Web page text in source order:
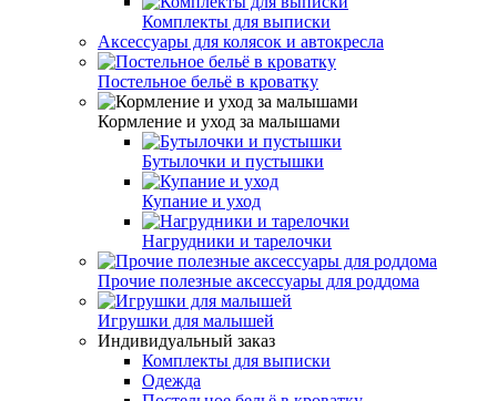
Комплекты для выписки
Аксессуары для колясок и автокресла
Постельное бельё в кроватку
Кормление и уход за малышами
Бутылочки и пустышки
Купание и уход
Нагрудники и тарелочки
Прочие полезные аксессуары для роддома
Игрушки для малышей
Индивидуальный заказ
Комплекты для выписки
Одежда